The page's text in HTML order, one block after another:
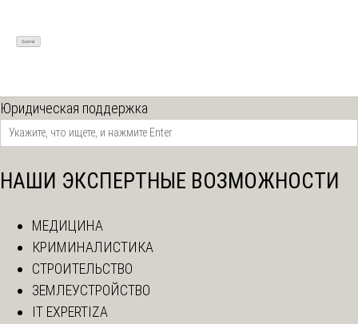
Юридическая поддержка
НАШИ ЭКСПЕРТНЫЕ ВОЗМОЖНОСТИ
МЕДИЦИНА
КРИМИНАЛИСТИКА
СТРОИТЕЛЬСТВО
ЗЕМЛЕУСТРОЙСТВО
IT EXPERTIZA